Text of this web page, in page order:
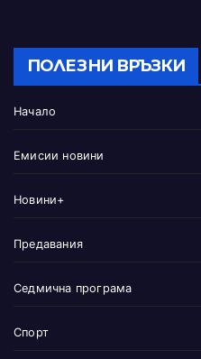
ПОЛЕЗНИ ВРЪЗКИ
Начало
Емисии новини
Новини+
Предавания
Седмична програма
Спорт